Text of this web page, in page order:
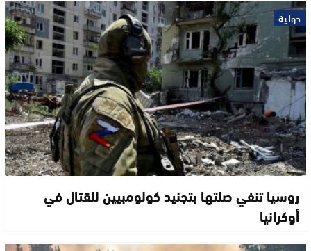
دولية
روسيا تنفي صلتها بتجنيد كولومبيين للقتال في
أوكرانيا